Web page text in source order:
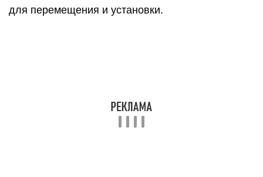
для перемещения и установки.